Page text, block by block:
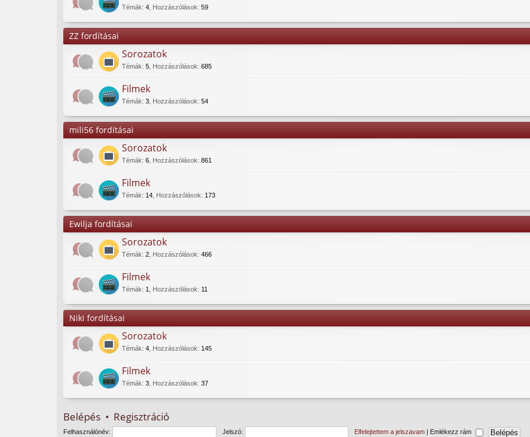
Témák: 4 Hozzászólások: 59
ZZ fordításai
Sorozatok
Témák: 5 Hozzászólások: 685
Filmek
Témák: 3 Hozzászólások: 54
mili56 fordításai
Sorozatok
Témák: 6 Hozzászólások: 861
Filmek
Témák: 14 Hozzászólások: 173
Ewilja fordításai
Sorozatok
Témák: 2 Hozzászólások: 466
Filmek
Témák: 1 Hozzászólások: 11
Niki fordításai
Sorozatok
Témák: 4 Hozzászólások: 145
Filmek
Témák: 3 Hozzászólások: 37
Belépés • Regisztráció
Felhasználónév: Jelszó: Elfelejtettem a jelszavam | Emlékezz rám